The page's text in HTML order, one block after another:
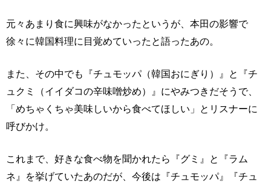
元々あまり食に興味がなかったというが、本田の影響で
徐々に韓国料理に目覚めていったと語ったあの。
また、その中でも『チュモッパ（韓国おにぎり）』と『チ
ュクミ（イイダコの辛味噌炒め）』にやみつきだそうで、
「めちゃくちゃ美味しいから食べてほしい」とリスナーに
呼びかけ。
これまで、好きな食べ物を聞かれたら『グミ』と『ラム
ネ』を挙げていたあのだが、今後は『チュモッパ』『チュ